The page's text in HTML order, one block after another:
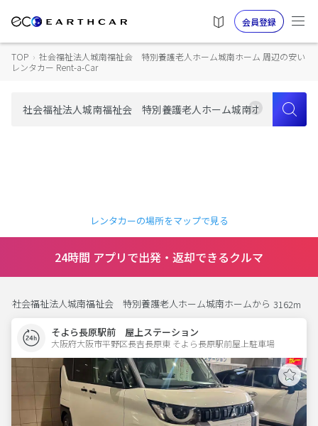
会員登録
TOP › 社会福祉法人城南福祉会 特別養護老人ホーム城南ホーム 周辺の安い
レンタカー Rent-a-Car
レンタカーの場所をマップで見る
24時間 アプリで出発・返却できるクルマ
社会福祉法人城南福祉会 特別養護老人ホーム城南ホームから 3162m
そよら長原駅前 屋上ステーション
大阪府大阪市平野区長吉長原東 そよら長原駅前屋上駐車場